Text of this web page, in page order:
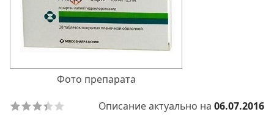
Фото препарата
Описание актуально на 06.07.2016